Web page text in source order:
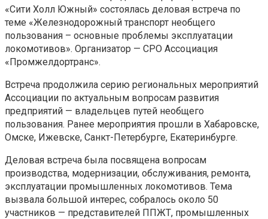
«Сити Холл Южный» состоялась деловая встреча по
теме «Железнодорожный транспорт необщего
пользования – основные проблемы эксплуатации
локомотивов». Организатор — СРО Ассоциация
«Промжелдортранс».
Встреча продолжила серию региональных мероприятий
Ассоциации по актуальным вопросам развития
предприятий — владельцев путей необщего
пользования. Ранее мероприятия прошли в Хабаровске,
Омске, Ижевске, Санкт-Петербурге, Екатеринбурге.
Деловая встреча была посвящена вопросам
производства, модернизации, обслуживания, ремонта,
эксплуатации промышленных локомотивов. Тема
вызвала большой интерес, собралось около 50
участников — представителей ППЖТ, промышленных